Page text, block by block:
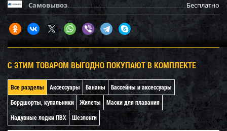
Самовывоз
Бесплатно
С ЭТИМ ТОВАРОМ ВЫГОДНО ПОКУПАЮТ В КОМПЛЕКТЕ
Все разделы Аксессуары Бананы
Бассейны и аксессуары
Бордшорты, купальники
Жилеты
Маски для плавания
Надувные лодки ПВХ
Шезлонги